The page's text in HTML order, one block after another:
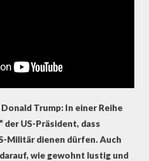
Trump: In einer Reihe
US-Präsident, dass
Militär dienen dürfen. Auch
wie gewohnt lustig und